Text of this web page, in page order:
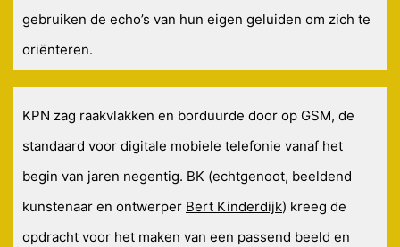
gebruiken de echo’s van hun eigen geluiden om zich te
oriënteren.
KPN zag raakvlakken en borduurde door op GSM, de
standaard voor digitale mobiele telefonie vanaf het
begin van jaren negentig. BK (echtgenoot, beeldend
kunstenaar en ontwerper Bert Kinderdijk) kreeg de
opdracht voor het maken van een passend beeld en